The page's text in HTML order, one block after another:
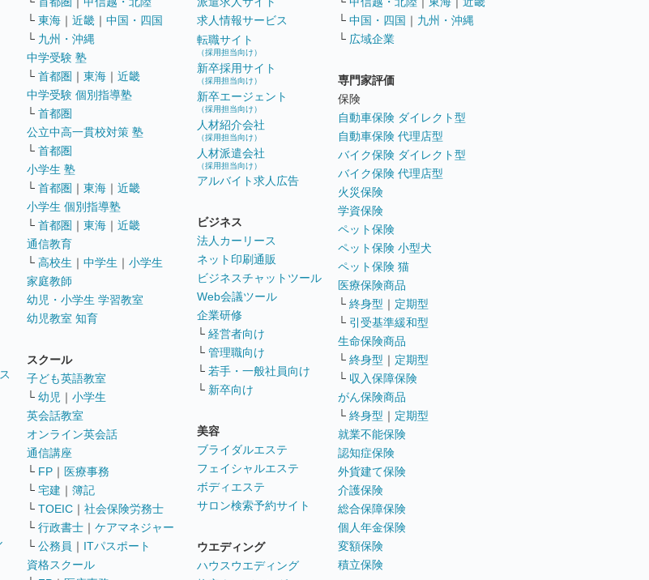
└ 東海 ｜ 近畿 ｜ 中国・四国
└ 九州・沖縄
中学受験 塾
└ 首都圏 ｜ 東海 ｜ 近畿
中学受験 個別指導塾
└ 首都圏
公立中高一貫校対策 塾
└ 首都圏
小学生 塾
└ 首都圏 ｜ 東海 ｜ 近畿
小学生 個別指導塾
└ 首都圏 ｜ 東海 ｜ 近畿
通信教育
└ 高校生 ｜ 中学生 ｜ 小学生
家庭教師
幼児・小学生 学習教室
幼児教室 知育
スクール
子ども英語教室
└ 幼児 ｜ 小学生
英会話教室
オンライン英会話
通信講座
└ FP ｜ 医療事務
└ 宅建 ｜ 簿記
└ TOEIC ｜ 社会保険労務士
└ 行政書士 ｜ ケアマネジャー
└ 公務員 ｜ ITパスポート
資格スクール
求人情報サービス
転職サイト
（採用担当向け）
新卒採用サイト
（採用担当向け）
新卒エージェント
（採用担当向け）
人材紹介会社
（採用担当向け）
人材派遣会社
（採用担当向け）
アルバイト求人広告
ビジネス
法人カーリース
ネット印刷通販
ビジネスチャットツール
Web会議ツール
企業研修
└ 経営者向け
└ 管理職向け
└ 若手・一般社員向け
└ 新卒向け
美容
ブライダルエステ
フェイシャルエステ
ボディエステ
サロン検索予約サイト
ウエディング
ハウスウエディング
└ 中国・四国 ｜ 九州・沖縄
└ 広域企業
専門家評価
保険
自動車保険 ダイレクト型
自動車保険 代理店型
バイク保険 ダイレクト型
バイク保険 代理店型
火災保険
学資保険
ペット保険
ペット保険 小型犬
ペット保険 猫
医療保険商品
└ 終身型 ｜ 定期型
└ 引受基準緩和型
生命保険商品
└ 終身型 ｜ 定期型
└ 収入保障保険
がん保険商品
└ 終身型 ｜ 定期型
就業不能保険
認知症保険
外貨建て保険
介護保険
総合保障保険
個人年金保険
変額保険
積立保険